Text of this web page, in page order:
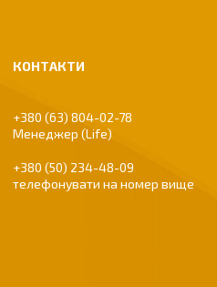
+380 (63) 804-02-78
Менеджер (Life)
+380 (50) 234-48-09
телефонувати на номер вище